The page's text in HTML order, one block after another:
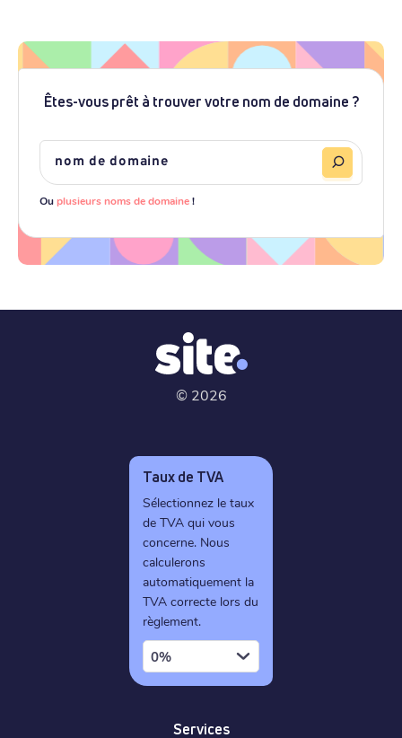
Êtes-vous prêt à trouver votre nom de domaine ?
Ouplusieurs noms de domaine!
© 2026
Taux de TVA
Sélectionnez le taux
de TVA qui vous
concerne. Nous
calculerons
automatiquement la
TVA correcte lors du
règlement.
0%
Services